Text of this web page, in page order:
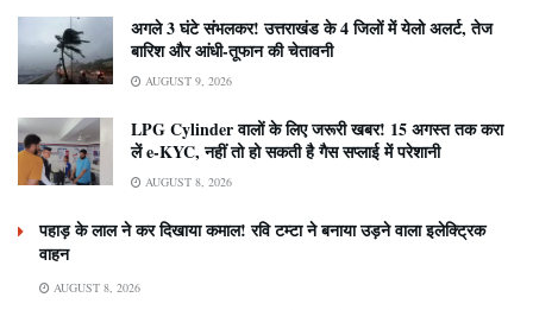
अगले 3 घंटे संभलकर! उत्तराखंड के 4 जिलों में येलो अलर्ट, तेज
बारिश और आंधी-तूफान की चेतावनी
AUGUST 9, 2026
LPG Cylinder वालों के लिए जरूरी खबर! 15 अगस्त तक करा
लें e-KYC, नहीं तो हो सकती है गैस सप्लाई में परेशानी
AUGUST 8, 2026
पहाड़ के लाल ने कर दिखाया कमाल! रवि टम्टा ने बनाया उड़ने वाला इलेक्ट्रिक
वाहन
AUGUST 8, 2026